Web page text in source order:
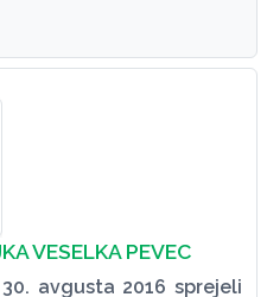
VESELKA PEVEC
avgusta 2016 sprejeli